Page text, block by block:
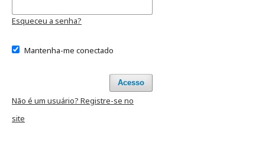
Esqueceu a senha?
Mantenha-me conectado
Acesso
Não é um usuário? Registre-se no
site